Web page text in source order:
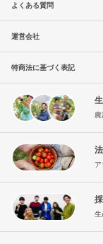
よくある質問
運営会社
特商法に基づく表記
生